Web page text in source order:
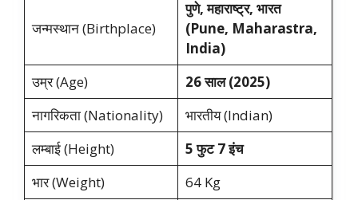
जन्मस्थान (Birthplace)
पुणे, महाराष्ट्र, भारत
(Pune, Maharastra,
India)
उम्र (Age)
26 साल (2025)
नागरिकता (Nationality)
भारतीय (Indian)
लम्बाई (Height)
5 फुट 7 इंच
भार (Weight)
64 Kg